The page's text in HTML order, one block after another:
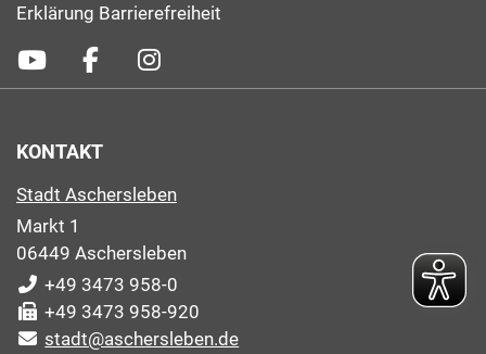
Erklärung Barrierefreiheit
KONTAKT
Stadt Aschersleben
Markt 1
06449 Aschersleben
+49 3473 958-0
+49 3473 958-920
stadt@aschersleben.de